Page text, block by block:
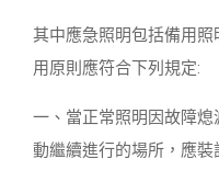
其中應急照明包括備用
用原則應符合下列規定:
一、當正常照明因故障
動繼續進行的場所，應裝